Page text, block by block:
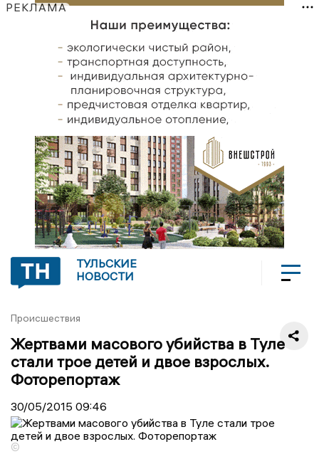
РЕКЛАМА
ТУЛЬСКИЕ
НОВОСТИ
Происшествия
Жертвами масового убийства в Туле
стали трое детей и двое взрослых.
Фоторепортаж
30/05/2015 09:46
©